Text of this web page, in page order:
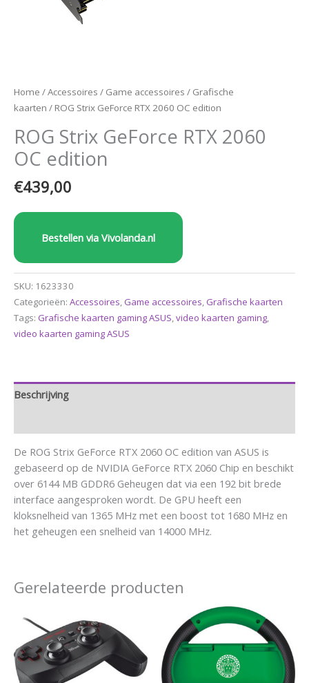
Home /Accessoires / Game accessoires / Grafische
kaarten / ROG Strix GeForce RTX 2060 OC edition
ROG Strix GeForce RTX 2060
OC edition
€439,00
Bestellen via Vivolanda.nl
SKU: 1623330
Categorieën: Accessoires, Game accessoires, Grafische kaarten
Tags: Grafische kaarten gaming ASUS,video kaarten gaming,
video kaarten gaming ASUS
Beschrijving
De ROG Strix GeForce RTX 2060 OC edition van ASUS is
gebaseerd op de NVIDIA GeForce RTX 2060 Chip en beschikt
over 6144 MB GDDR6 Geheugen dat via een 192 bit brede
interface aangesproken wordt. De GPU heeft een
kloksnelheid van 1365 MHz met een boost tot 1680 MHz en
het geheugen een snelheid van 14000 MHz.
Gerelateerde producten